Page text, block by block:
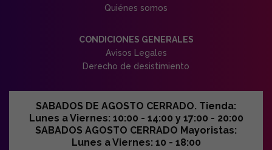
Quiénes somos
CONDICIONES GENERALES
Avisos Legales
Derecho de desistimiento
SABADOS DE AGOSTO CERRADO. Tienda:
Lunes a Viernes: 10:00 - 14:00 y 17:00 - 20:00
SABADOS AGOSTO CERRADO Mayoristas:
Lunes a Viernes: 10 - 18:00